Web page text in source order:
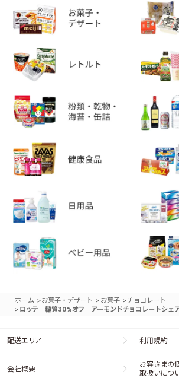
ホーム >お菓子・デザート > お菓子 >チョコレート
> ロッテ 糖質30%オフ アーモンドチョコレートシェ
配送エリア 利用規約
会社概要
お客さまの
取扱いにつ